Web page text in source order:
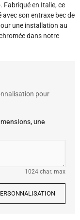
Fabriqué en Italie, ce
son entraxe bec de
une installation au
dans notre
pour
une
1024 char. max